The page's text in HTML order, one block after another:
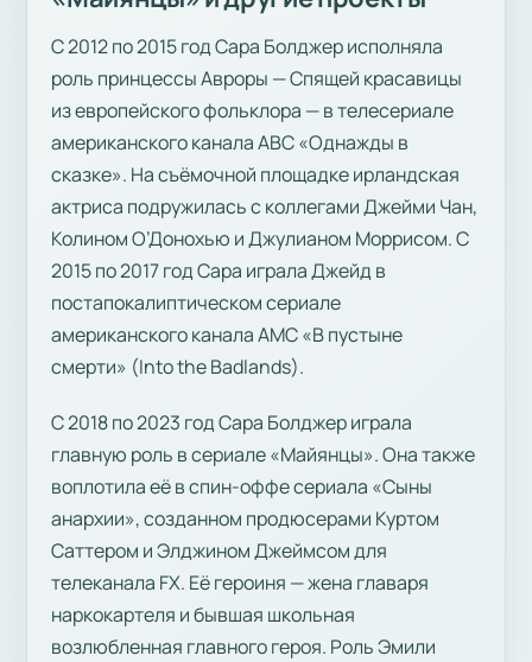
С 2012 по 2015 год Сара Болджер исполняла
роль принцессы Авроры — Спящей красавицы
из европейского фольклора — в телесериале
американского канала ABC «Однажды в
сказке». На съёмочной площадке ирландская
актриса подружилась с коллегами Джейми Чан,
Колином О’Донохью и Джулианом Моррисом. С
2015 по 2017 год Сара играла Джейд в
постапокалиптическом сериале
американского канала AMC «В пустыне
смерти» (Into the Badlands).
С 2018 по 2023 год Сара Болджер играла
главную роль в сериале «Майянцы». Она также
воплотила её в спин-оффе сериала «Сыны
анархии», созданном продюсерами Куртом
Саттером и Элджином Джеймсом для
телеканала FX. Её героиня — жена главаря
наркокартеля и бывшая школьная
возлюбленная главного героя. Роль Эмили